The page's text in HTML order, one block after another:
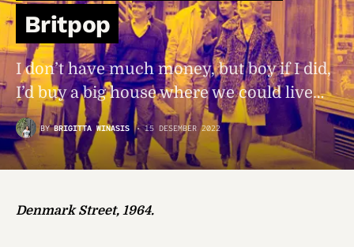
Britpop
I don’t have much money, but boy if I did,
I’d buy a big house where we could live…
BY BRIGITTA WINASIS 15 DESEMBER 2022
Denmark Street, 1964.